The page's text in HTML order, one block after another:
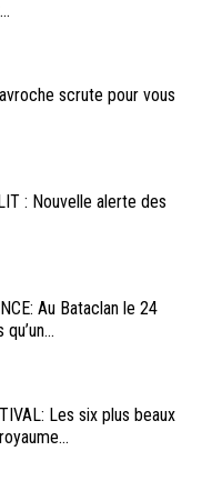
scrute pour vous
: Nouvelle alerte des
Au Bataclan le 24
Les six plus beaux